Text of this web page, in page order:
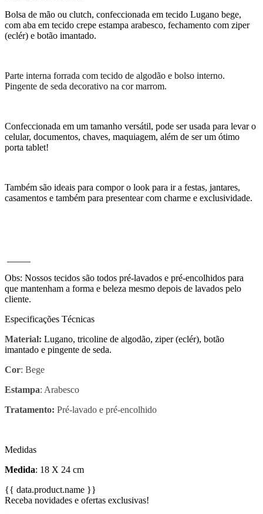
Bolsa de mão ou clutch, confeccionada em tecido Lugano bege,
com aba em tecido crepe estampa arabesco, fechamento com ziper
(eclér) e botão imantado.
Parte interna forrada com tecido de algodão e bolso interno.
Pingente de seda decorativo na cor marrom.
Confeccionada em um tamanho versátil, pode ser usada para levar o
celular, documentos, chaves, maquiagem, além de ser um ótimo
porta tablet!
Também são ideais para compor o look para ir a festas, jantares,
casamentos e também para presentear com charme e exclusividade.
Obs: Nossos tecidos são todos pré-lavados e pré-encolhidos para
que mantenham a forma e beleza mesmo depois de lavados pelo
cliente.
Especificações Técnicas
Material: Lugano, tricoline de algodão, ziper (eclér), botão
imantado e pingente de seda.
Cor: Bege
Estampa: Arabesco
Tratamento: Pré-lavado e pré-encolhido
Medidas
Medida: 18 X 24 cm
{{ data.product.name }}
Receba novidades e ofertas exclusivas!